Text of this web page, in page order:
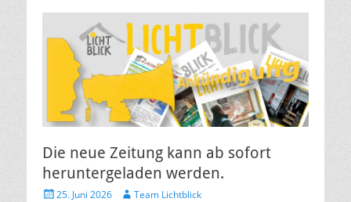
Die neue Zeitung kann ab sofort
heruntergeladen werden.
Veröffentlicht
25. Juni 2026 AutorTeam Lichtblick